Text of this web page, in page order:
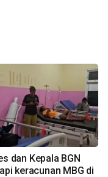
dan Kepala BGN
keracunan MBG di